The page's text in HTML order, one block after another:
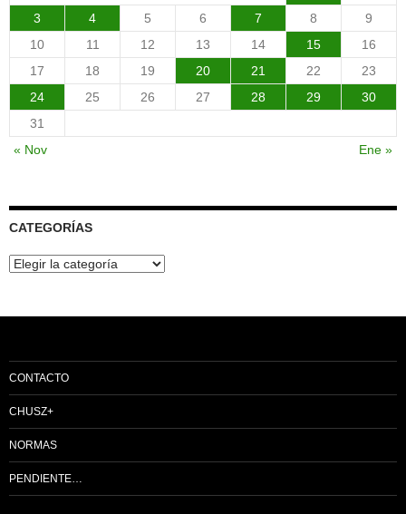
3
4 5 6 7 8
9
10
11 12 13 14 15
16
17
18 19 20 21 22
23
24
25 26 27 28 29
30
31
« Nov
Ene »
CATEGORÍAS
Categorías
CONTACTO
CHUSZ+
NORMAS
PENDIENTE…